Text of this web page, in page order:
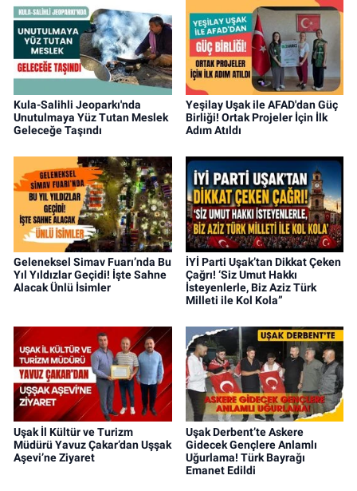
Kula-Salihli Jeoparkı'nda
Unutulmaya Yüz Tutan Meslek
Geleceğe Taşındı
Yeşilay Uşak ile AFAD'dan Güç
Birliği! Ortak Projeler İçin İlk
Adım Atıldı
Geleneksel Simav Fuarı’nda Bu
Yıl Yıldızlar Geçidi! İşte Sahne
Alacak Ünlü İsimler
İYİ Parti Uşak’tan Dikkat Çeken
Çağrı! ‘Siz Umut Hakkı
İsteyenlerle, Biz Aziz Türk
Milleti ile Kol Kola”
Uşak İl Kültür ve Turizm
Müdürü Yavuz Çakar’dan Uşşak
Aşevi’ne Ziyaret
Uşak Derbent’te Askere
Gidecek Gençlere Anlamlı
Uğurlama! Türk Bayrağı
Emanet Edildi